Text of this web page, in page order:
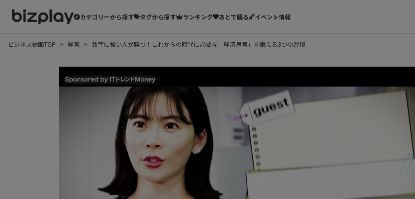
カテゴリーから探す タグから探す ランキング あとで観る イベント情報
ビジネス動画TOP 経営 数字に強い人が勝つ！これからの時代に必要な「経済思考」を鍛える3つの習慣